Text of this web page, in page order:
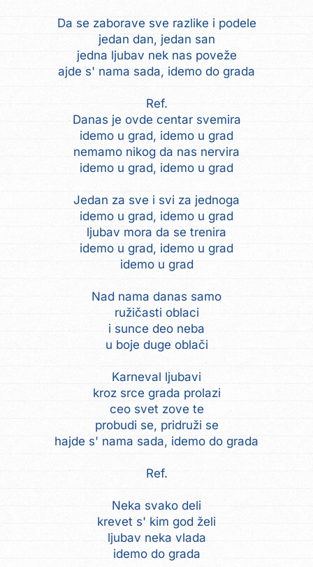
Da se zaborave sve razlike i podele
jedan dan, jedan san
jedna ljubav nek nas poveže
ajde s' nama sada, idemo do grada
Ref.
Danas je ovde centar svemira
idemo u grad, idemo u grad
nemamo nikog da nas nervira
idemo u grad, idemo u grad
Jedan za sve i svi za jednoga
idemo u grad, idemo u grad
ljubav mora da se trenira
idemo u grad, idemo u grad
idemo u grad
Nad nama danas samo
ružičasti oblaci
i sunce deo neba
u boje duge oblači
Karneval ljubavi
kroz srce grada prolazi
ceo svet zove te
probudi se, pridruži se
hajde s' nama sada, idemo do grada
Ref.
Neka svako deli
krevet s' kim god želi
ljubav neka vlada
idemo do grada